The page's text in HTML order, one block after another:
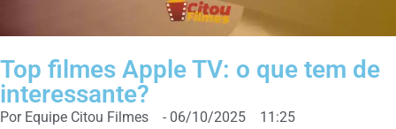
Top filmes Apple TV: o que tem de
interessante?
Por Equipe Citou Filmes - 06/10/2025 11:25